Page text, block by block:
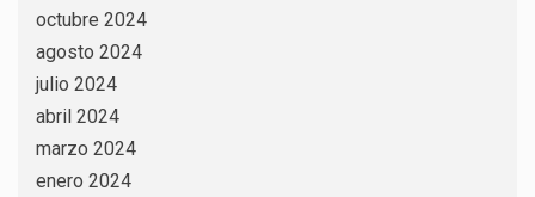
octubre 2024
agosto 2024
julio 2024
abril 2024
marzo 2024
enero 2024